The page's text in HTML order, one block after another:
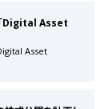
Digital Asset
Asset